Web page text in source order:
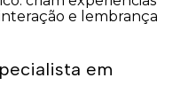
e lembrança
em